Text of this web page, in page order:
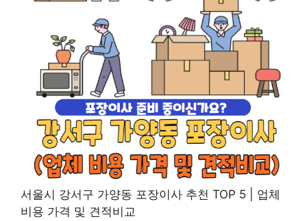
서울시 강서구 가양동 포장이사 추천 TOP 5 | 업체
비용 가격 및 견적비교